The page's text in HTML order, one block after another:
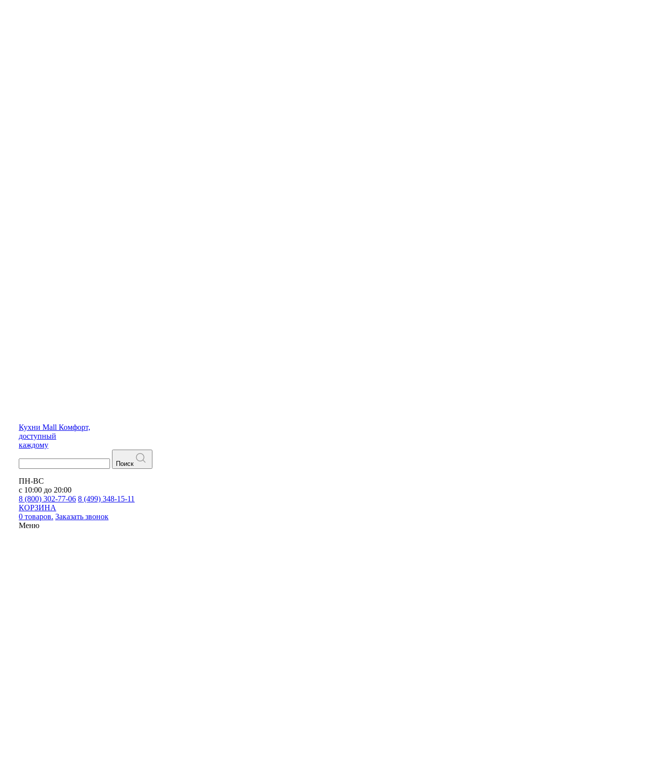
Кухни Mall Комфорт,
доступный
каждому
Поиск
ПН-ВС
с 10:00 до 20:00
8 (800) 302-77-06 8 (499) 348-15-11
КОРЗИНА
0 товаров. Заказать звонок
Меню